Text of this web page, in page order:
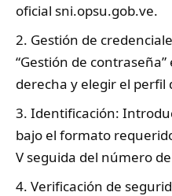
oficial sni.opsu.gob.ve.
Gestión de
“Gestión de
derecha y elegir el perfil
Identificación:
bajo el formato
V seguida del número
Verificación de